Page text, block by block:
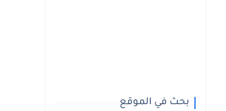
بحث في الموقع